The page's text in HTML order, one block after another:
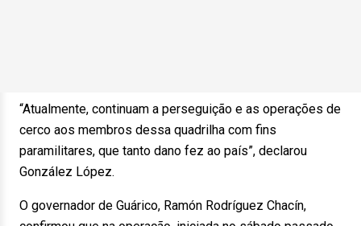
“Atualmente, continuam a perseguição e as operações de
cerco aos membros dessa quadrilha com fins
paramilitares, que tanto dano fez ao país”, declarou
González López.
O governador de Guárico, Ramón Rodríguez Chacín,